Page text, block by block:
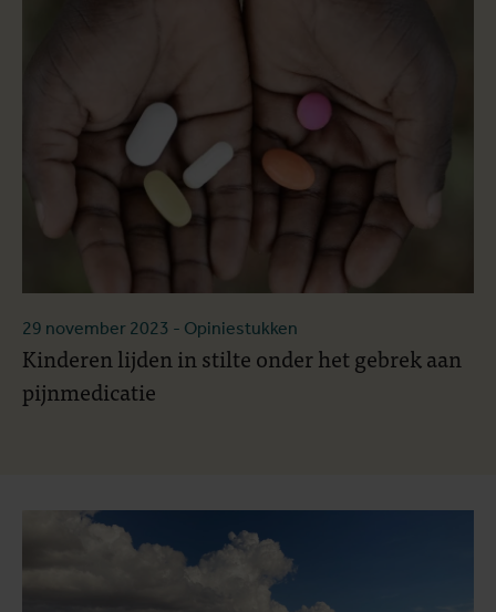
29 november 2023 - Opiniestukken
Kinderen lijden in stilte onder het gebrek aan
pijnmedicatie